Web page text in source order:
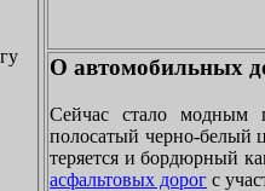
О автомобильных
Сейчас стало модным
полосатый черно-белый
теряется и бордюрный
асфальтовых дорог с